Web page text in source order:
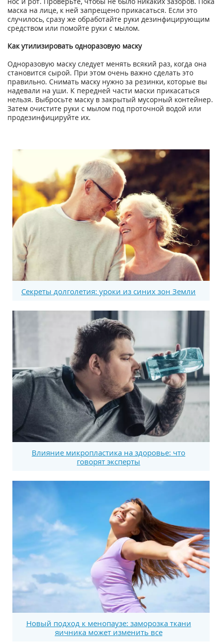
маска на лице, к ней запрещено прикасаться. Если это
случилось, сразу же обработайте руки дезинфицирующим
средством или помойте руки с мылом.
Как утилизировать одноразовую маску
Одноразовую маску следует менять всякий раз, когда она
становится сырой. При этом очень важно сделать это
правильно. Снимать маску нужно за резинки, которые вы
надевали на уши. К передней части маски прикасаться
нельзя. Выбросьте маску в закрытый мусорный контейнер.
Затем очистите руки с мылом под проточной водой или
продезинфицируйте их.
Секреты долголетия: уроки из синих зон Земли
Влияние микропластика на здоровье: что
говорят эксперты
Новый подход к менопаузе: заморозка ткани
яичника может изменить все